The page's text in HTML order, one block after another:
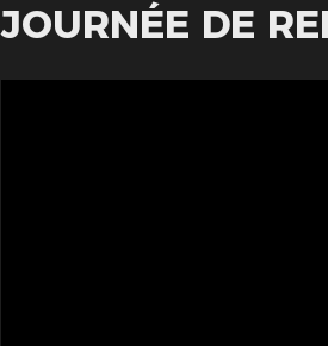
JOURNÉE DE